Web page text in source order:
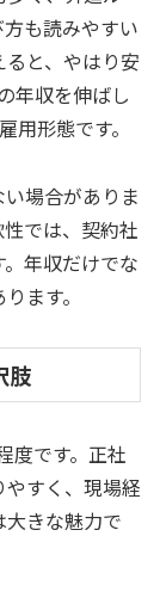
も読みやすい
と、やはり安
年収を伸ばし
用形態です。
場合がありま
では、契約社
年収だけでな
ます。
肢
度です。正社
すく、現場経
きな魅力で